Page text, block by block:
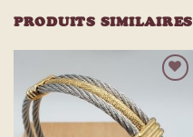
PRODUITS SIMILAIRES
liste
d’envies